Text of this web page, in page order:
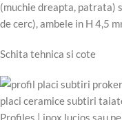
(muchie dreapta, patrata)
de cerc), ambele in H 4,5
Schita tehnica si cote